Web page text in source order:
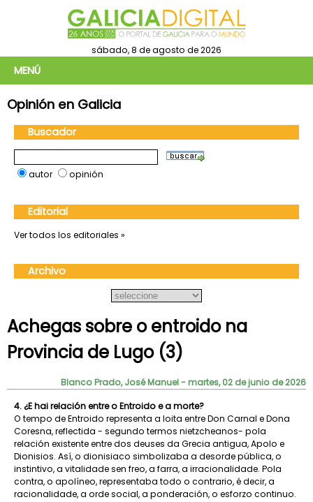
sábado, 8 de agosto de 2026
MENÚ
Opinión en Galicia
Buscador
autor opinión
Editorial
Ver todos los editoriales »
Archivo
Achegas sobre o entroido na
Provincia de Lugo (3)
Blanco Prado, José Manuel- martes, 02 de junio de 2026
4. ¿E hai relación entre o Entroido e a morte?
O tempo de Entroido representa a loita entre Don Carnal e Dona
Coresna, reflectida - segundo termos nietzcheanos- pola
relación existente entre dos deuses da Grecia antigua, Apolo e
Dionisios. Así, o dionisiaco simbolizaba a desorde pública, o
instintivo, a vitalidade sen freo, a farra, a irracionalidade. Pola
contra, o apolíneo, representaba todo o contrario, é decir, a
racionalidade, a orde social, a ponderación, o esforzo continuo.